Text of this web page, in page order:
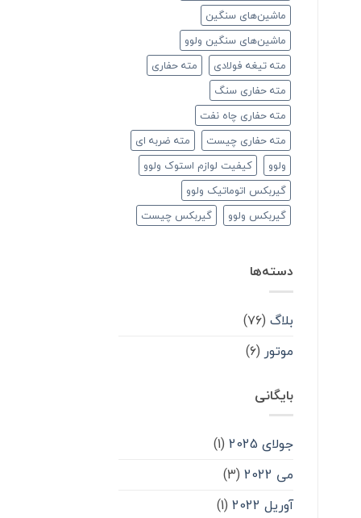
ماشین‌های سنگین
ماشین‌های سنگین ولوو
مته تیغه فولادی
مته حفاری
مته حفاری سنگ
مته حفاری چاه نفت
مته حفاری چیست
مته ضربه ای
ولوو
کیفیت لوازم استوک ولوو
گیربکس اتوماتیک ولوو
گیربکس ولوو
گیربکس چیست
دسته‌ها
بلاگ (۷۶)
موتور (۶)
بایگانی
جولای 2025
(1)
می 2022
(3)
آوریل 2022
(1)